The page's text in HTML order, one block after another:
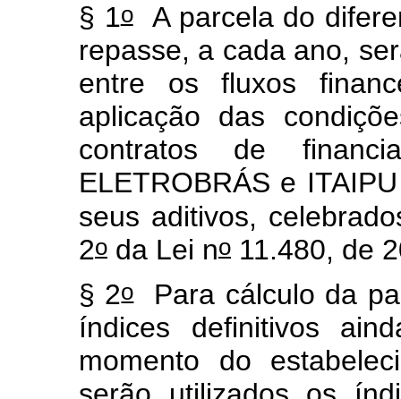
§ 1oA parcela do
repasse, a cada ano,
entre os fluxos
aplicação das
contratos de
ELETROBRÁS e
seus aditivos,
2o da Lei no 11.480, de
§ 2oPara cálculo da
índices definitivos
momento do